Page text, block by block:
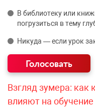
В библиотеку или
погрузиться в тему
Никуда — если урок
Взгляд зумера: как
влияют на обучение